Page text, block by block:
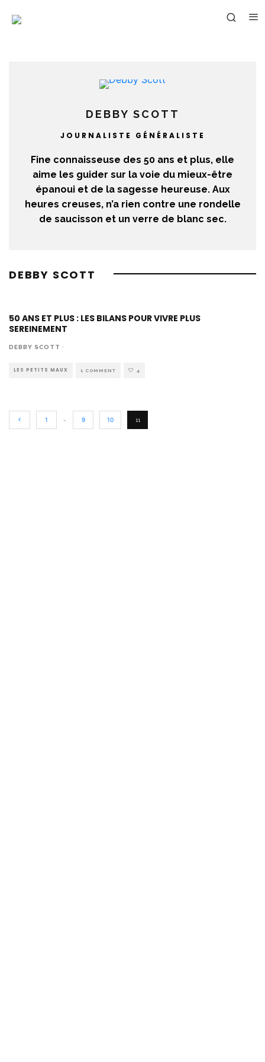
DEBBY SCOTT
JOURNALISTE GÉNÉRALISTE
Fine connaisseuse des 50 ans et plus, elle
aime les guider sur la voie du mieux-être
épanoui et de la sagesse heureuse. Aux
heures creuses, n’a rien contre une rondelle
de saucisson et un verre de blanc sec.
DEBBY SCOTT
50 ANS ET PLUS : LES BILANS POUR VIVRE PLUS
SEREINEMENT
DEBBY SCOTT ·
LES PETITS MAUX 1 COMMENT 4
1 9 10 11